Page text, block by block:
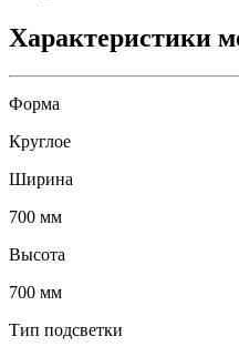
Характеристики
Форма
Круглое
Ширина
700 мм
Высота
700 мм
Тип подсветки